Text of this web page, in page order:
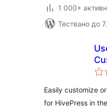
1 000+
Тествано до
Easily customize
for HivePress in